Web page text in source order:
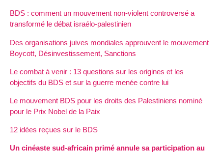
BDS : comment un mouvement non-violent controversé a
transformé le débat israélo-palestinien
Des organisations juives mondiales approuvent le mouvement
Boycott, Désinvestissement, Sanctions
Le combat à venir : 13 questions sur les origines et les
objectifs du BDS et sur la guerre menée contre lui
Le mouvement BDS pour les droits des Palestiniens nominé
pour le Prix Nobel de la Paix
12 idées reçues sur le BDS
Un cinéaste sud-africain primé annule sa participation au